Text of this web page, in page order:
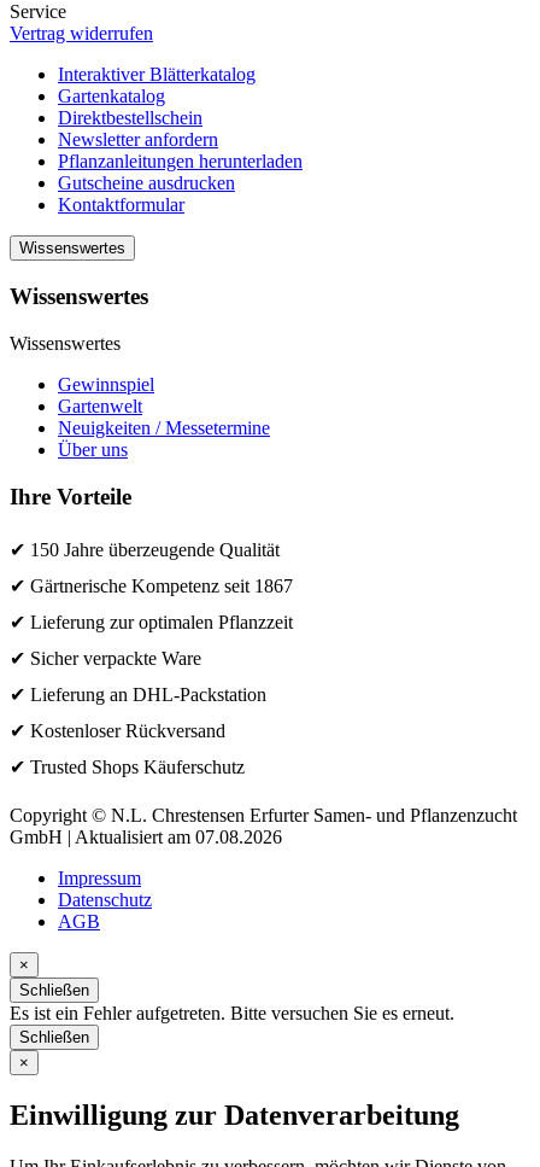
Service
Vertrag widerrufen
Interaktiver Blätterkatalog
Gartenkatalog
Direktbestellschein
Newsletter anfordern
Pflanzanleitungen herunterladen
Gutscheine ausdrucken
Kontaktformular
Wissenswertes
Wissenswertes
Wissenswertes
Gewinnspiel
Gartenwelt
Neuigkeiten / Messetermine
Über uns
Ihre Vorteile
✔ 150 Jahre überzeugende Qualität
✔ Gärtnerische Kompetenz seit 1867
✔ Lieferung zur optimalen Pflanzzeit
✔ Sicher verpackte Ware
✔ Lieferung an DHL-Packstation
✔ Kostenloser Rückversand
✔ Trusted Shops Käuferschutz
Copyright © N.L. Chrestensen Erfurter Samen- und Pflanzenzucht
GmbH | Aktualisiert am 07.08.2026
Impressum
Datenschutz
AGB
×
Schließen
Es ist ein Fehler aufgetreten. Bitte versuchen Sie es erneut.
Schließen
×
Einwilligung zur Datenverarbeitung